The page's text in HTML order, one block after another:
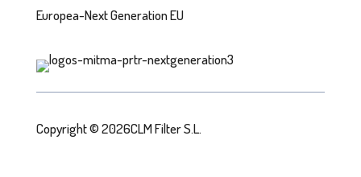
Europea-Next Generation EU
Copyright © 2026CLM Filter S.L.